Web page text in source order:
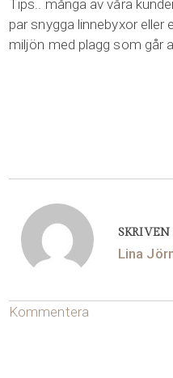
Tips.. många av våra
par snygga linnebyxor
miljön med plagg som går
SKRIVEN
Lina
Kommentera